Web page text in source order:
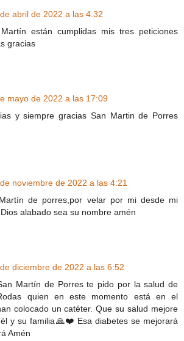
abril de 2022 a las 4:32
están cumplidas mis tres peticiones
gracias
mayo de 2022 a las 17:09
y siempre gracias San Martin de Porres
noviembre de 2022 a las 4:21
de porres,por velar por mi desde mi
alabado sea su nombre amén
diciembre de 2022 a las 6:52
Martín de Porres te pido por la salud de
quien en este momento está en el
colocado un catéter. Que su salud mejore
y su familia🙏❤️ Esa diabetes se mejorará
Amén